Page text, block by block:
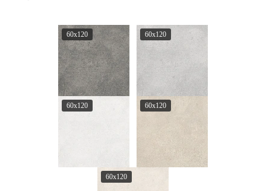
60x120 60x120
60x120 60x120
60x120